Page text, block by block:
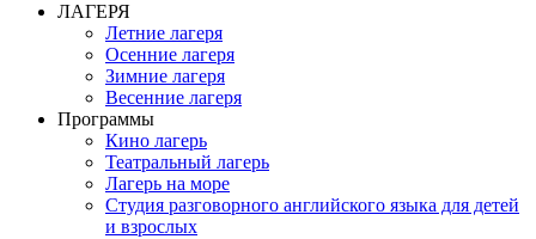
ЛАГЕРЯ
Летние лагеря
Осенние лагеря
Зимние лагеря
Весенние лагеря
Программы
Кино лагерь
Театральный лагерь
Лагерь на море
Студия разговорного английского языка для детей
и взрослых